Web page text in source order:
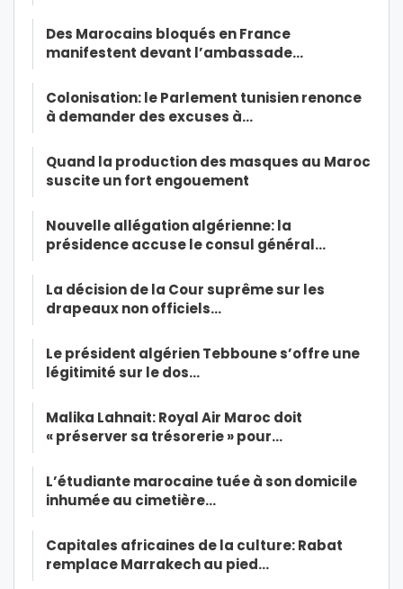
Des Marocains bloqués en France
manifestent devant l’ambassade…
Colonisation: le Parlement tunisien renonce
à demander des excuses à…
Quand la production des masques au Maroc
suscite un fort engouement
Nouvelle allégation algérienne: la
présidence accuse le consul général…
La décision de la Cour suprême sur les
drapeaux non officiels…
Le président algérien Tebboune s’offre une
légitimité sur le dos…
Malika Lahnait: Royal Air Maroc doit
« préserver sa trésorerie » pour…
L’étudiante marocaine tuée à son domicile
inhumée au cimetière…
Capitales africaines de la culture: Rabat
remplace Marrakech au pied…